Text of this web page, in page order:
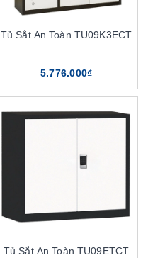
Tủ Sắt An Toàn TU09K3ECT
5.776.000₫
Tủ Sắt An Toàn TU09ETCT